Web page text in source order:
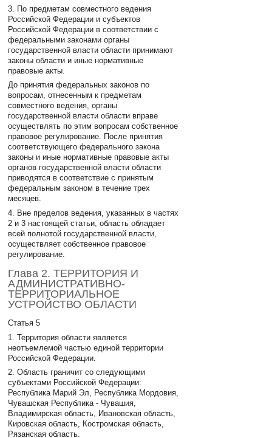
3. По предметам совместного ведения
Российской Федерации и субъектов
Российской Федерации в соответствии с
федеральными законами органы
государственной власти области принимают
законы области и иные нормативные
правовые акты.
До принятия федеральных законов по
вопросам, отнесенным к предметам
совместного ведения, органы
государственной власти области вправе
осуществлять по этим вопросам собственное
правовое регулирование. После принятия
соответствующего федерального закона
законы и иные нормативные правовые акты
органов государственной власти области
приводятся в соответствие с принятым
федеральным законом в течение трех
месяцев.
4. Вне пределов ведения, указанных в частях
2 и 3 настоящей статьи, область обладает
всей полнотой государственной власти,
осуществляет собственное правовое
регулирование.
Глава 2. ТЕРРИТОРИЯ И
АДМИНИСТРАТИВНО-
ТЕРРИТОРИАЛЬНОЕ
УСТРОЙСТВО ОБЛАСТИ
Статья 5
1. Территория области является
неотъемлемой частью единой территории
Российской Федерации.
2. Область граничит со следующими
субъектами Российской Федерации:
Республика Марий Эл, Республика Мордовия,
Чувашская Республика - Чувашия,
Владимирская область, Ивановская область,
Кировская область, Костромская область,
Рязанская область.